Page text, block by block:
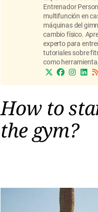
Entrenador
multifunción en
máquinas del
cambio físico.
experto para
tutoriales sobre
como herramienta.
How to
the gym?